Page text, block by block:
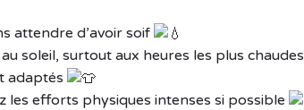
attendre d’avoir soif
soleil, surtout aux heures les plus chaudes
adaptés
les efforts physiques intenses si possible